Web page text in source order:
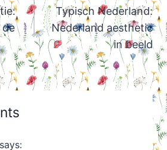
de
Typisch Nederland:
Nederland aesthetic
in beeld
says: